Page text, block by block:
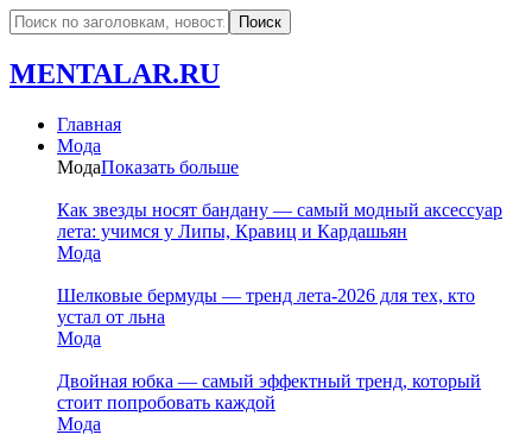
MENTALAR.RU
Главная
Мода
МодаПоказать больше
Как звезды носят бандану — самый модный аксессуар
лета: учимся у Липы, Кравиц и Кардашьян
Мода
Шелковые бермуды — тренд лета-2026 для тех, кто
устал от льна
Мода
Двойная юбка — самый эффектный тренд, который
стоит попробовать каждой
Мода